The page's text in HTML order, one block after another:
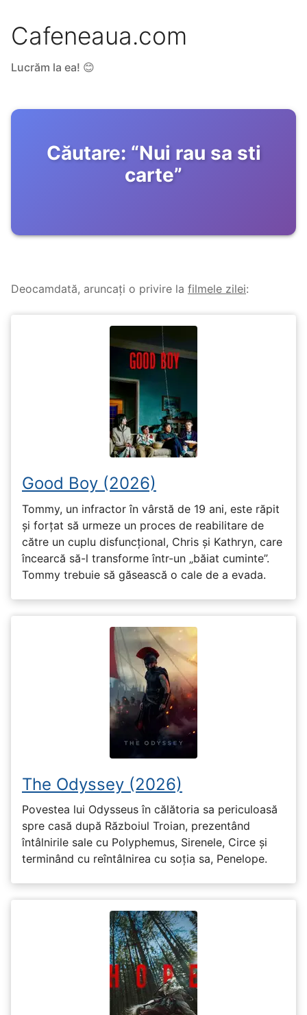
Cafeneaua.com
Lucrăm la ea! 😊
Căutare: “Nui rau sa sti
carte”
Deocamdată, aruncați o privire la filmele zilei:
Good Boy (2026)
Tommy, un infractor în vârstă de 19 ani, este răpit
și forțat să urmeze un proces de reabilitare de
către un cuplu disfuncțional, Chris și Kathryn, care
încearcă să-l transforme într-un „băiat cuminte”.
Tommy trebuie să găsească o cale de a evada.
The Odyssey (2026)
Povestea lui Odysseus în călătoria sa periculoasă
spre casă după Războiul Troian, prezentând
întâlnirile sale cu Polyphemus, Sirenele, Circe și
terminând cu reîntâlnirea cu soția sa, Penelope.